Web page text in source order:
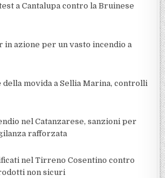
a Cantalupa contro la Bruinese
in azione per un vasto incendio a
della movida a Sellia Marina, controlli
nel Catanzarese, sanzioni per
rafforzata
nel Tirreno Cosentino contro
non sicuri